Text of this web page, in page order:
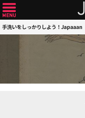
手洗いをしっかりしよう！Japaaan